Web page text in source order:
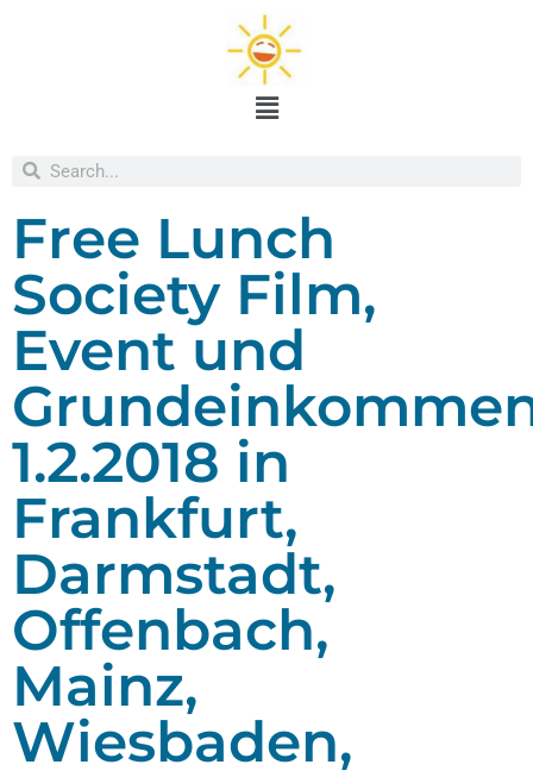
Free Lunch
Society Film,
Event und
1.2.2018 in
Frankfurt,
Darmstadt,
Offenbach,
Mainz,
Wiesbaden,